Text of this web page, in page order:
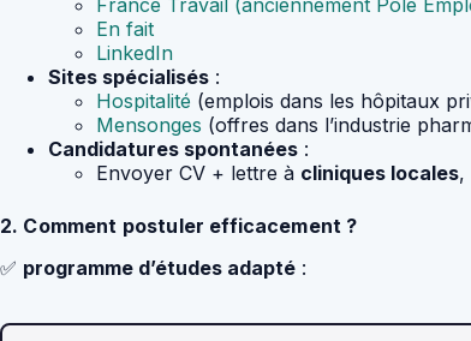
France Travail (anciennement Pôle
En fait
LinkedIn
Sites spécialisés :
Hospitalité (emplois dans les hôpitaux
Mensonges (offres dans l’industrie
Candidatures spontanées :
Envoyer CV + lettre à cliniques locales,
2. Comment postuler efficacement ?
✅ programme d’études adapté :